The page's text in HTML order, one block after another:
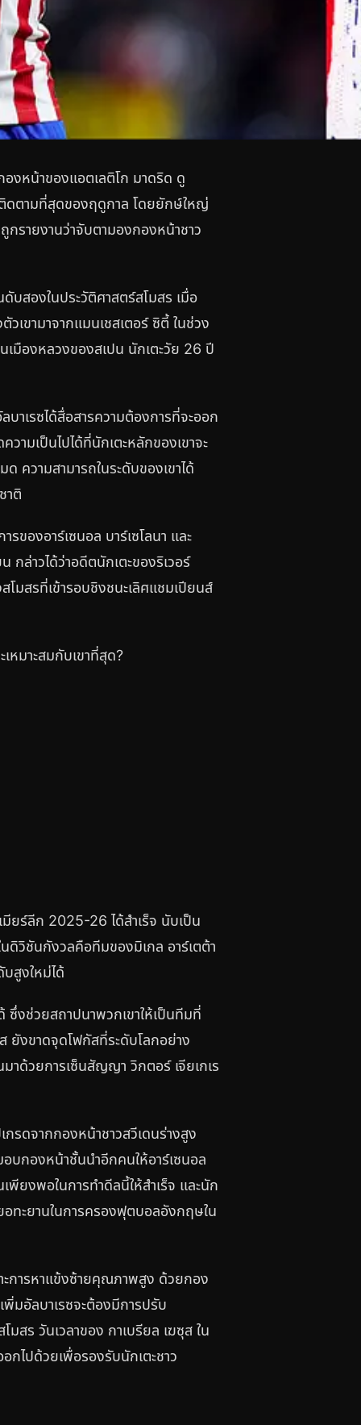
องหน้าของแอตเลติโก มาดริด ดู
ติดตามที่สุดของฤดูกาล โดยยักษ์ใหญ่
กรายงานว่าจับตามองกองหน้าชาว
บสองในประวัติศาสตร์สโมสร เมื่อ
เขามาจากแมนเชสเตอร์ ซิตี้ ในช่วง
เมืองหลวงของสเปน นักเตะวัย 26 ปี
าเรซได้สื่อสารความต้องการที่จะออก
วามเป็นไปได้ที่นักเตะหลักของเขาจะ
ความสามารถในระดับของเขาได้
าติ
ของอาร์เซนอล บาร์เซโลนา และ
กล่าวได้ว่าอดีตนักเตะของริเวอร์
โมสรที่เข้ารอบชิงชนะเลิศแชมเปียนส์
หมาะสมกับเขาที่สุด?
ยร์ลีก 2025-26 ได้สำเร็จ นับเป็น
ดิวิชันกังวลคือทีมของมิเกล อาร์เตต้า
สูงใหม่ได้
ซึ่งช่วยสถาปนาพวกเขาให้เป็นทีมที่
ยังขาดจุดโฟกัสที่ระดับโลกอย่าง
าด้วยการเซ็นสัญญา วิกตอร์ เจียเกเร
รดจากกองหน้าชาวสวีเดนร่างสูง
บกองหน้าชั้นนำอีกคนให้อาร์เซนอล
พียงพอในการทำดีลนี้ให้สำเร็จ และนัก
อทะยานในการครองฟุตบอลอังกฤษใน
ะการหาแข้งซ้ายคุณภาพสูง ด้วยกอง
มอัลบาเรซจะต้องมีการปรับ
สร วันเวลาของ กาเบรียล เฆซุส ใน
ไปด้วยเพื่อรองรับนักเตะชาว